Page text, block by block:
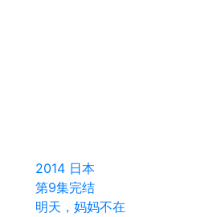
2014 日本
第9集完结
明天，妈妈不在